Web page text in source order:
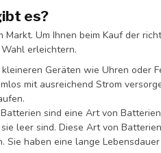
es?
Um Ihnen beim Kauf der
erleichtern.
Geräten wie Uhren oder
mit ausreichend Strom
sind eine Art von
leer sind. Diese Art von
Sie haben eine lange